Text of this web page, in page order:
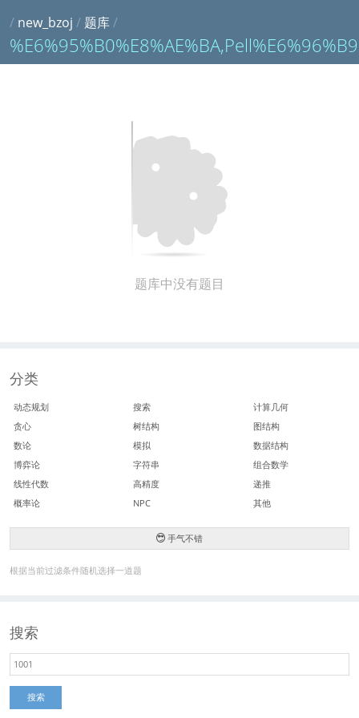
/ new_bzoj / 题库/
题库中没有题目
分类
动态规划 搜索
计算几何
贪心
树结构
图结构
数论
模拟
数据结构
博弈论
字符串
组合数学
线性代数
高精度
递推
概率论
NPC 其他
手气不错
根据当前过滤条件随机选择一道题
搜索
搜索